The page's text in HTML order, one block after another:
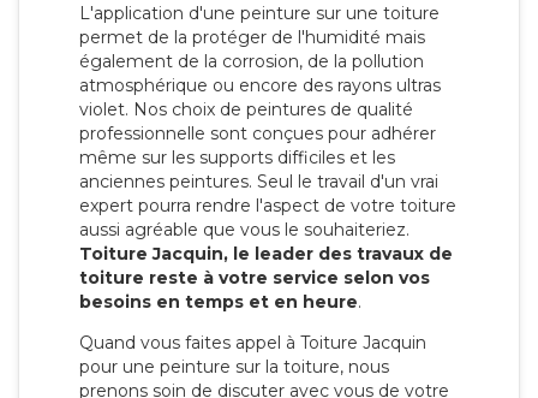
L'application d'une peinture sur une toiture
permet de la protéger de l'humidité mais
également de la corrosion, de la pollution
atmosphérique ou encore des rayons ultras
violet. Nos choix de peintures de qualité
professionnelle sont conçues pour adhérer
même sur les supports difficiles et les
anciennes peintures. Seul le travail d'un vrai
expert pourra rendre l'aspect de votre toiture
aussi agréable que vous le souhaiteriez.
Toiture Jacquin, le leader des travaux de
toiture reste à votre service selon vos
besoins en temps et en heure.
Quand vous faites appel à Toiture Jacquin
pour une peinture sur la toiture, nous
prenons soin de discuter avec vous de votre